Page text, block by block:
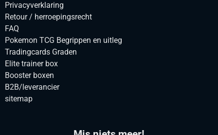
Privacyverklaring
Retour / herroepingsrecht
FAQ
Pokemon TCG Begrippen en uitleg
Tradingcards Graden
Elite trainer box
Booster boxen
B2B/leverancier
sitemap